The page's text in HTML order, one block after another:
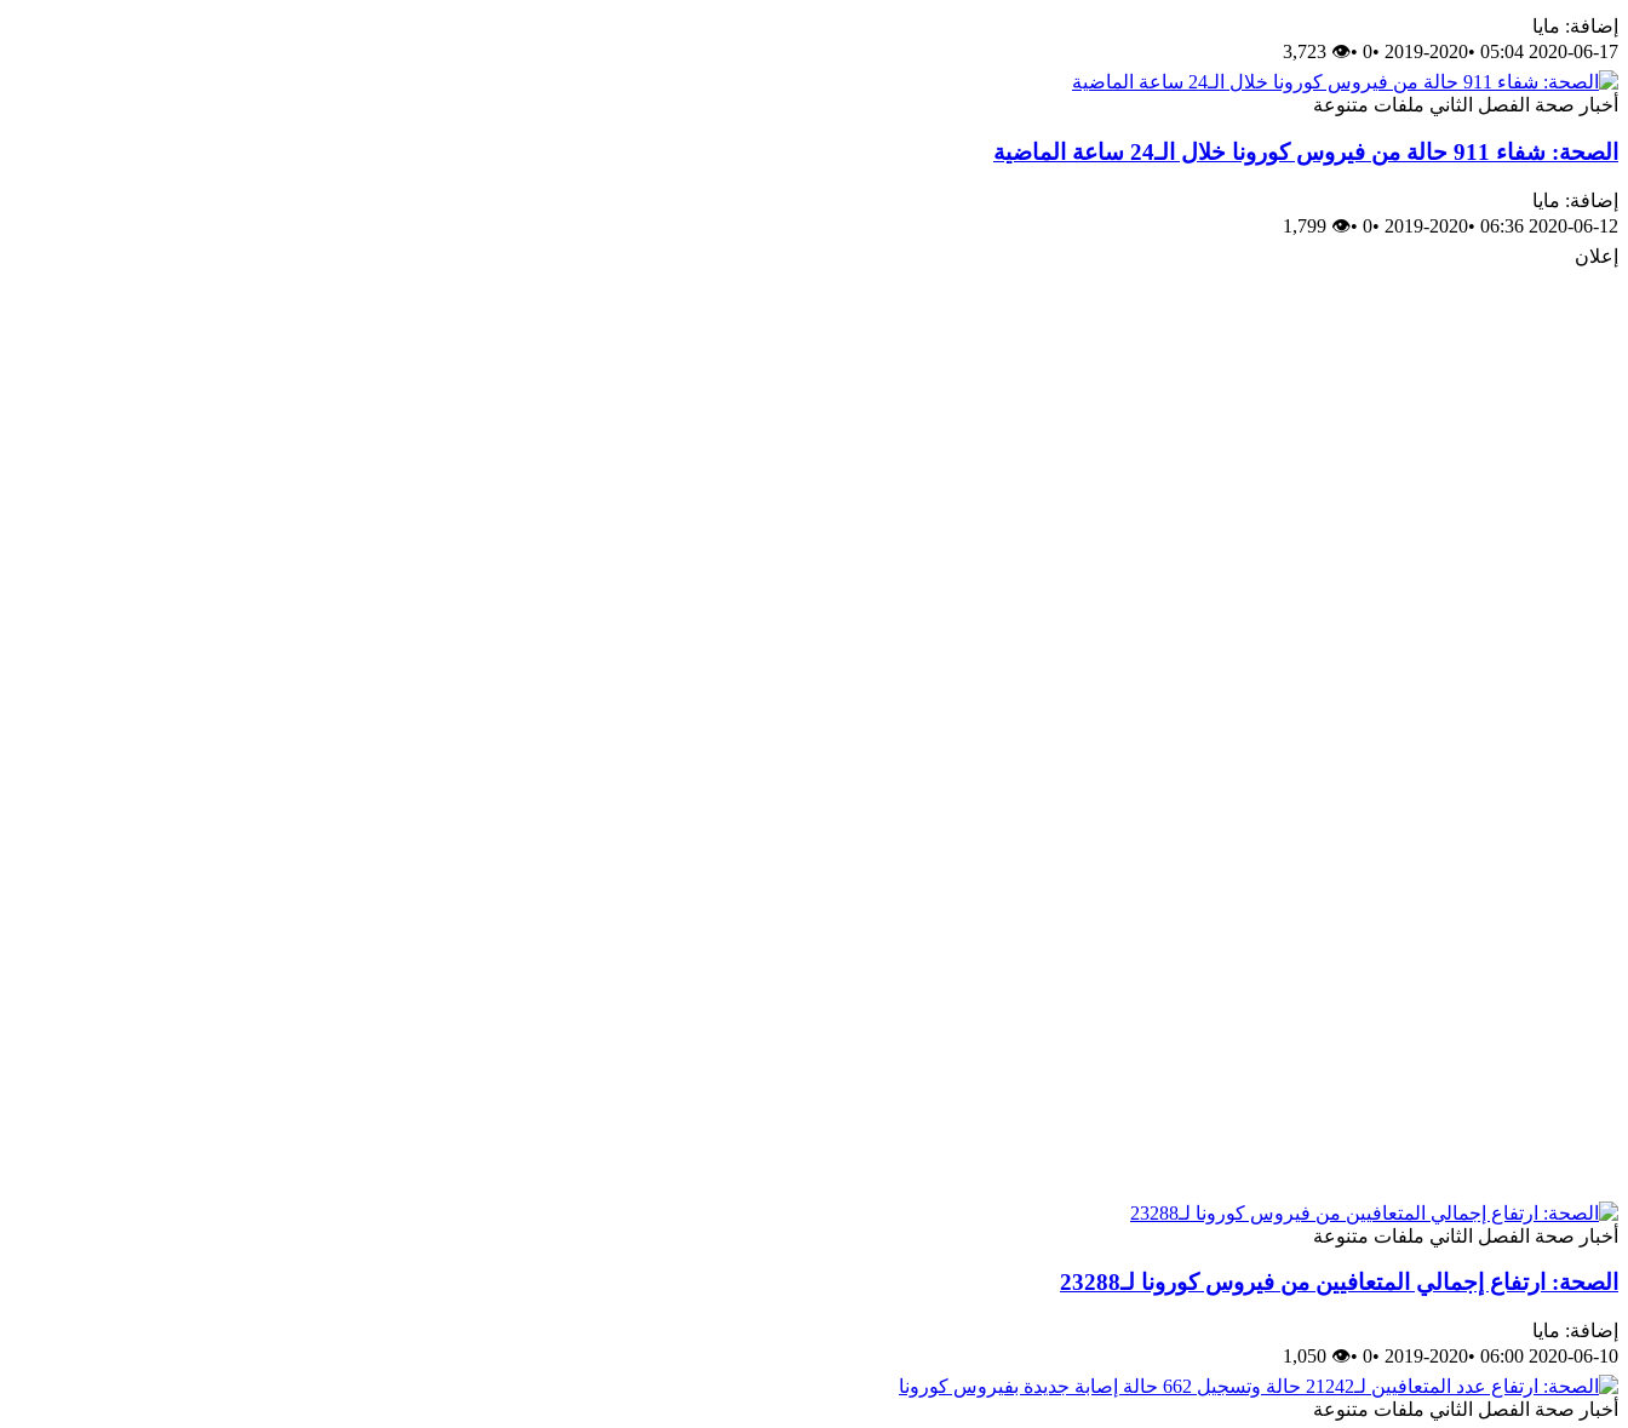
إضافة: مايا
2020-06-17 05:04
•
2019-2020
•
0
•
👁 3,723
أخبار صحة الفصل الثاني ملفات متنوعة
الصحة: شفاء 911 حالة من فيروس كورونا خلال الـ24 ساعة الماضية
إضافة: مايا
2020-06-12 06:36
•
2019-2020
•
0
•
👁 1,799
إعلان
أخبار صحة الفصل الثاني ملفات متنوعة
الصحة: ارتفاع إجمالي المتعافيين من فيروس كورونا لـ23288
إضافة: مايا
2020-06-10 06:00
•
2019-2020
•
0
•
👁 1,050
أخبار صحة الفصل الثاني ملفات متنوعة